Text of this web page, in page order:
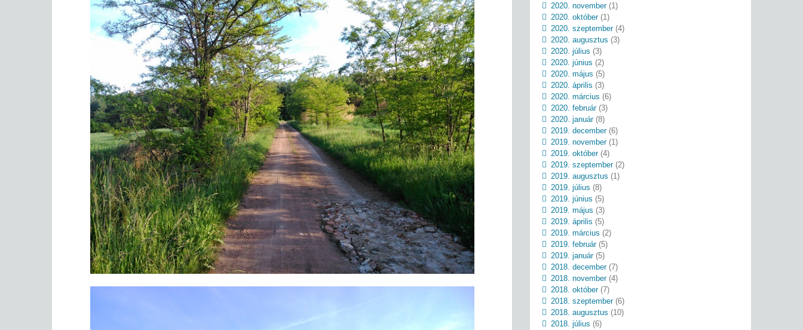
2020. november(1)
2020. október(1)
2020. szeptember(4)
2020. augusztus (3)
2020. július (3)
2020. június (2)
2020. május (5)
2020. április (3)
2020. március (6)
2020. február(3)
2020. január(8)
2019. december(6)
2019. november(1)
2019. október(4)
2019. szeptember(2)
2019. augusztus (1)
2019. július (8)
2019. június (5)
2019. május (3)
2019. április (5)
2019. március (2)
2019. február(5)
2019. január(5)
2018. december(7)
2018. november(4)
2018. október(7)
2018. szeptember(6)
2018. augusztus (10)
2018. július (6)